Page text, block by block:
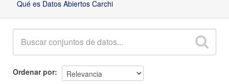
Qué es Datos Abiertos Carchi
Ordenar por